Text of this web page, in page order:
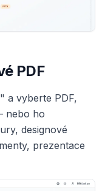
PDF
a vyberte PDF,
nebo ho
designové
prezentace